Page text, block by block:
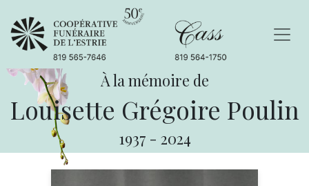
À la mémoire de
Louisette Grégoire Poulin
1937 - 2024